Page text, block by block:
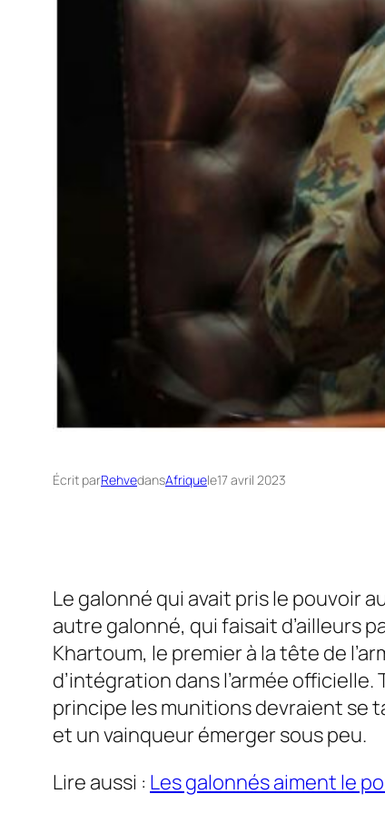
Écrit parRehvedansAfriquele17 avril 2023
Le galonné qui avait pris le pouvoir
autre galonné, qui faisait d’ailleurs
Khartoum, le premier à la tête de
d’intégration dans l’armée
principe les munitions devraient se
et un vainqueur émerger sous peu.
Lire aussi : Les galonnés aiment le